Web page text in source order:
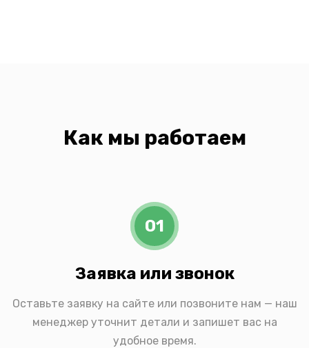
Как мы работаем
01
Заявка или звонок
Оставьте заявку на сайте или позвоните нам — наш
менеджер уточнит детали и запишет вас на
удобное время.